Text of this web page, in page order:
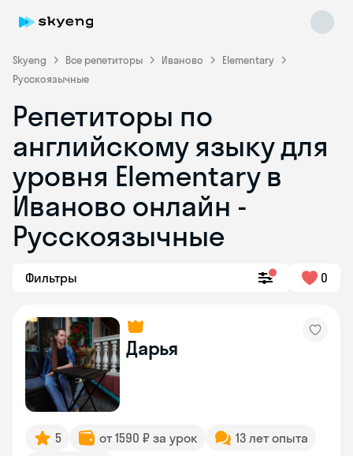
Skyeng Все репетиторы Иваново
Elementary
Русскоязычные
Репетиторы по
английскому языку для
уровня Elementary в
Иваново онлайн -
Русскоязычные
Фильтры 0
Дарья
5 от 1590 ₽ за урок
13 лет опыта
Skyeng Chat